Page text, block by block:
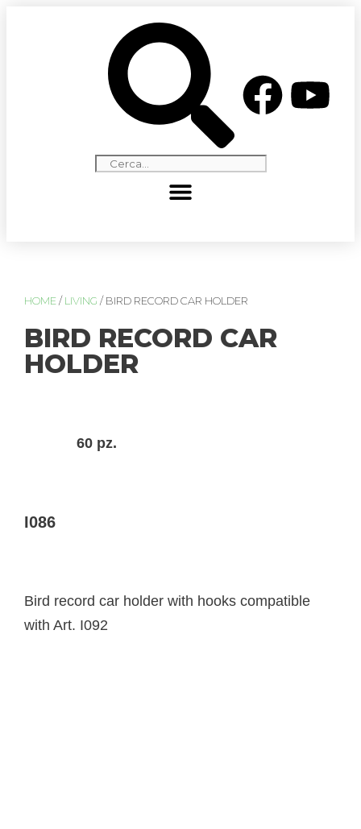
HOME / LIVING / BIRD RECORD CAR HOLDER
BIRD RECORD CAR
HOLDER
60 pz.
I086
Bird record car holder with hooks compatible
with Art. I092